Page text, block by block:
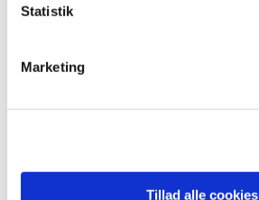
Statistik
Marketing
Tillad alle cookies
maj (5)
februar (18)